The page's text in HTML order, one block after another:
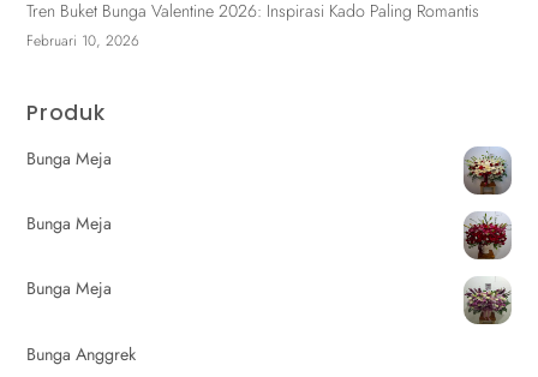
Tren Buket Bunga Valentine 2026: Inspirasi Kado Paling Romantis
Februari 10, 2026
Produk
Bunga Meja
Bunga Meja
Bunga Meja
Bunga Anggrek